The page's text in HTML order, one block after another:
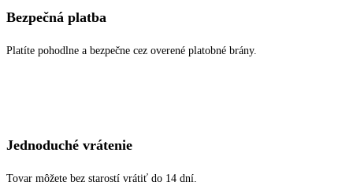
Bezpečná platba
Platíte pohodlne a bezpečne cez overené platobné brány.
Jednoduché vrátenie
Tovar môžete bez starostí vrátiť do 14 dní.